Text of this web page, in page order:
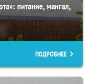
питание, мангал,
ПОДРОБНЕЕ